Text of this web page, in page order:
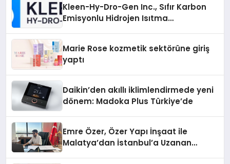
Kleen-Hy-Dro-Gen Inc., Sıfır Karbon
Emisyonlu Hidrojen Isıtma
Marie Rose kozmetik sektörüne giriş
yaptı
Daikin’den akıllı iklimlendirmede yeni
dönem: Madoka Plus Türkiye’de
Emre Özer, Özer Yapı İnşaat ile
Malatya’dan İstanbul’a Uzanan